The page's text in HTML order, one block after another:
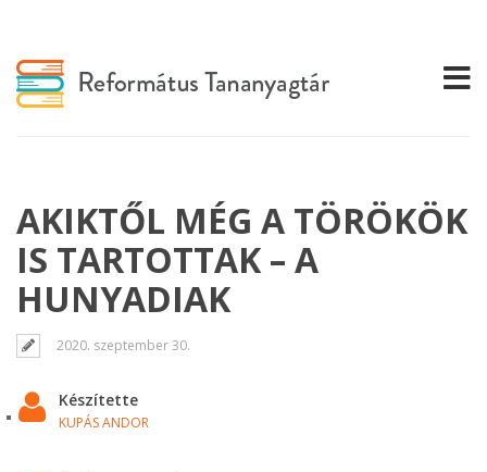
AKIKTŐL MÉG A TÖRÖKÖK
IS TARTOTTAK – A
HUNYADIAK
2020. szeptember 30.
Készítette
KUPÁS ANDOR